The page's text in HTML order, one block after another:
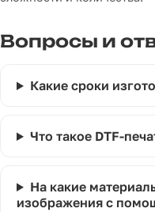
Вопросы и
Какие сроки
Что такое DTF-
На какие
изображения с